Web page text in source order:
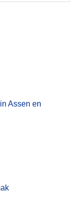
Assen en